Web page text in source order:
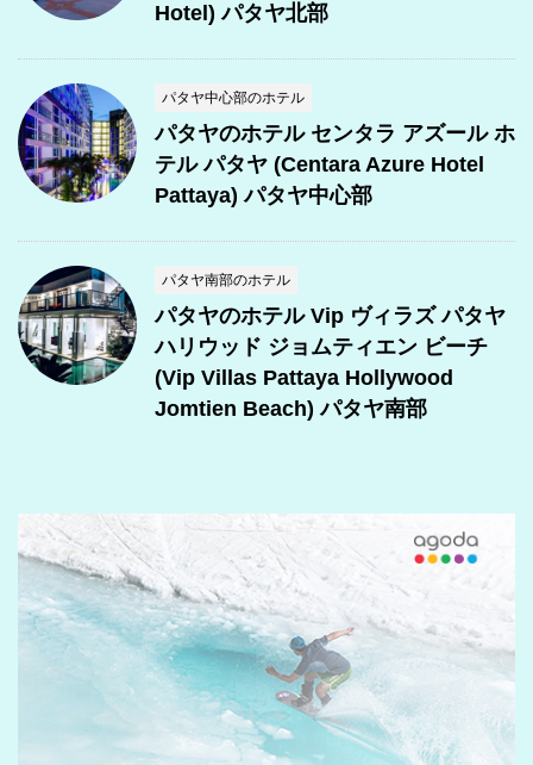
Hotel) パタヤ北部
パタヤ中心部のホテル
パタヤのホテル センタラ アズール ホ
テル パタヤ (Centara Azure Hotel
Pattaya) パタヤ中心部
パタヤ南部のホテル
パタヤのホテル Vip ヴィラズ パタヤ
ハリウッド ジョムティエン ビーチ
(Vip Villas Pattaya Hollywood
Jomtien Beach) パタヤ南部